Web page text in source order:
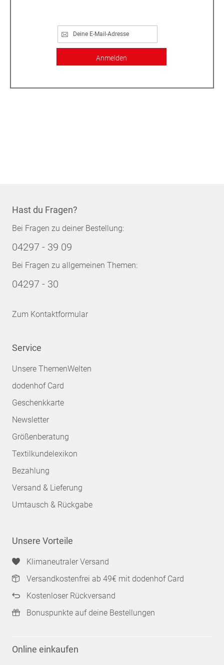
Anmelden
Hast du Fragen?
Bei Fragen zu deiner Bestellung:
04297 - 39 09
Bei Fragen zu allgemeinen Themen:
04297 - 30
Zum Kontaktformular
Service
Unsere ThemenWelten
dodenhof Card
Geschenkkarte
Newsletter
Größenberatung
Textilkundelexikon
Bezahlung
Versand & Lieferung
Umtausch & Rückgabe
Unsere Vorteile
Klimaneutraler Versand
Versandkostenfrei ab 49€ mit dodenhof Card
Kostenloser Rückversand
Bonuspunkte auf deine Bestellungen
Online einkaufen